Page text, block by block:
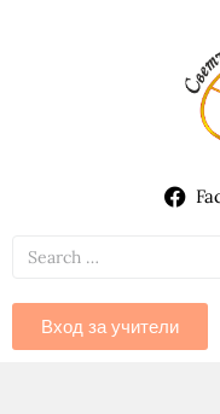
Вход за учители